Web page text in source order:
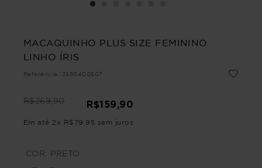
MACAQUINHO PLUS SIZE FEMININO
LINHO ÍRIS
Referência : 2560400507
R$269,90 R$159,90
Em até 2 x R$ 79 95 sem juros
COR: PRETO